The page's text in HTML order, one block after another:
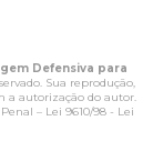
Defensiva para
Sua reprodução,
a autorização do autor.
– Lei 9610/98 - Lei